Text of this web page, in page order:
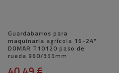
Guardabarros para
maquinaria agrícola 16-24"
DOMAR T10120 paso de
rueda 960/355mm